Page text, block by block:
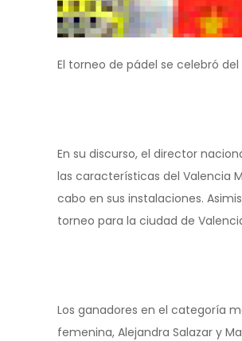
El torneo de pádel se celebró
En su discurso, el director
las características del Valencia
cabo en sus instalaciones.
torneo para la ciudad de
Los ganadores en el categoría
femenina, Alejandra Salazar y